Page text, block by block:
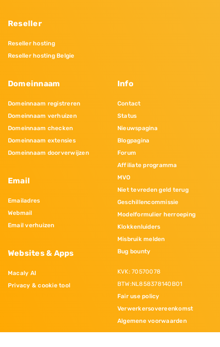
Reseller
Reseller hosting
Reseller hosting Belgie
Domeinnaam
Domeinnaam registreren
Domeinnaam verhuizen
Domeinnaam checken
Domeinnaam extensies
Domeinnaam doorverwijzen
Email
Emailadres
Webmail
Email verhuizen
Websites & Apps
Macaly AI
Privacy & cookie tool
Info
Contact
Status
Nieuwspagina
Blogpagina
Forum
Affiliate programma
MVO
Niet tevreden geld terug
Geschillencommissie
Modelformulier herroeping
Klokkenluiders
Misbruik melden
Bug bounty
KVK: 70570078
BTW:NL858378140B01
Fair use policy
Verwerkersovereenkomst
Algemene voorwaarden